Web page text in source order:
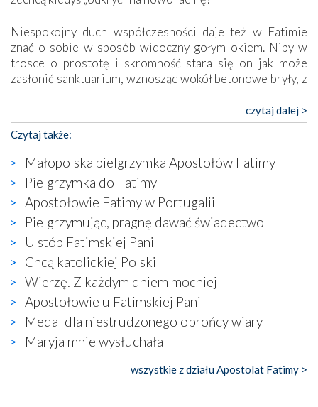
Niespokojny duch współczesności daje też w Fatimie
znać o sobie w sposób widoczny gołym okiem. Niby w
trosce o prostotę i skromność stara się on jak może
zasłonić sanktuarium, wznosząc wokół betonowe bryły, z
katolickiego kultu. Tylko co wspólnego z żywą,
autentyczną wiarą mogą mieć płaskie, szare bunkry albo
kaplice, w których Tabernakulum przypomina bardziej
skrzynkę na narzędzia? Albo co powiedzieć o ustawionym
tuż przy nowej bazylice wielkim krzyżu, na którym
zamiast Chrystusa umieszczono dziwaczną postać jakby
wyjętą ze starożytnych hieroglifów? W kulturowym
kontekście naszych czasów to raczej karykatura niż godny
wizerunek Zbawiciela…
Zatem nawet w bezpośrednim otoczeniu sanktuarium
naocznie przekonaliśmy się, że wewnątrz Kościoła toczy
się ogromna walka o kształt katolicyzmu i o serca
wierzących. Do czego to zmaganie może prowadzić,
widzieliśmy w urokliwym, niewielkim mieście Obidos,
gdzie w miejscu dawnego kościoła działa dzisiaj…
księgarnia.
Nasze pielgrzymkowe wyprawy, których celem były
czytaj dalej >
Czytaj także:
Małopolska pielgrzymka Apostołów Fatimy
Pielgrzymka do Fatimy
Apostołowie Fatimy w Portugalii
Pielgrzymując, pragnę dawać świadectwo
U stóp Fatimskiej Pani
Chcą katolickiej Polski
Wierzę. Z każdym dniem mocniej
Apostołowie u Fatimskiej Pani
Medal dla niestrudzonego obrońcy wiary
Maryja mnie wysłuchała
wszystkie z działu Apostolat Fatimy >